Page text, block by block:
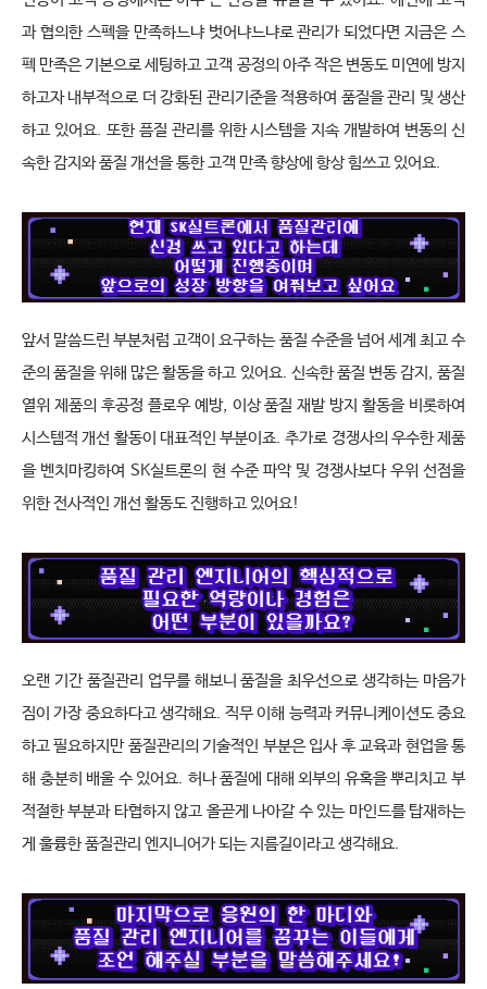
과 협의한 스펙을 만족하느냐 벗어냐느냐로 관리가 되었다면 지금은 스
펙 만족은 기본으로 세팅하고 고객 공정의 아주 작은 변동도 미연에 방지
하고자 내부적으로 더 강화된 관리기준을 적용하여 품질을 관리 및 생산
하고 있어요. 또한 픔질 관리를 위한 시스템을 지속 개발하여 변동의 신
속한 감지와 품질 개선을 통한 고객 만족 향상에 항상 힘쓰고 있어요.
앞서 말씀드린 부분처럼 고객이 요구하는 품질 수준을 넘어 세계 최고 수
준의 품질을 위해 많은 활동을 하고 있어요. 신속한 품질 변동 감지 , 품질
열위 제품의 후공정 플로우 예방, 이상 품질 재발 방지 활동을 비롯하여
시스템적 개선 활동이 대표적인 부분이죠. 추가로 경쟁사의 우수한 제품
을 벤치마킹하여 SK실트론의 현 수준 파악 및 경쟁사보다 우위 선점을
위한 전사적인 개선 활동도 진행하고 있어요!
오랜 기간 품질관리 업무를 해보니 품질을 최우선으로 생각하는 마음가
짐이 가장 중요하다고 생각해요. 직무 이해 능력과 커뮤니케이션도 중요
하고 필요하지만 품질관리의 기술적인 부분은 입사 후 교육과 현업을 통
해 충분히 배울 수 있어요. 허나 품질에 대해 외부의 유혹을 뿌리치고 부
적절한 부분과 타협하지 않고 올곧게 나아갈 수 있는 마인드를 탑재하는
게 훌륭한 품질관리 엔지니어가 되는 지름길이라고 생각해요.